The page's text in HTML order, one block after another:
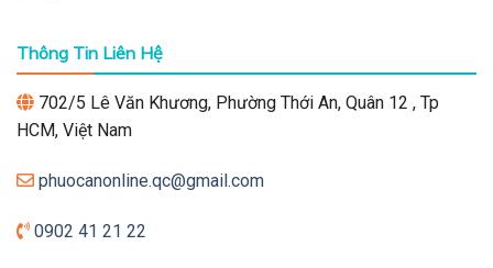
Thông Tin Liên Hệ
702/5 Lê Văn Khương, Phường Thới An, Quân 12 , Tp
HCM, Việt Nam
phuocanonline.qc@gmail.com
0902 41 21 22